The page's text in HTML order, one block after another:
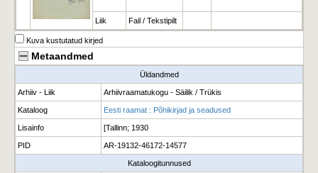
Liik Fail / Tekstipilt
Kuva kustutatud kirjed
Metaandmed
Üldandmed
Arhiiv - Liik Arhiivraamatukogu - Säilik / Trükis
Kataloog Eesti raamat : Põhikirjad ja seadused
Lisainfo [Tallinn; 1930
PID AR-19132-46172-14577
Kataloogitunnused